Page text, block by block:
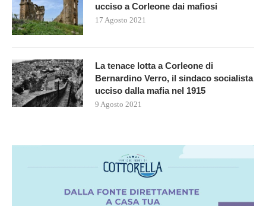
ucciso a Corleone dai mafiosi
17 Agosto 2021
La tenace lotta a Corleone di
Bernardino Verro, il sindaco socialista
ucciso dalla mafia nel 1915
9 Agosto 2021